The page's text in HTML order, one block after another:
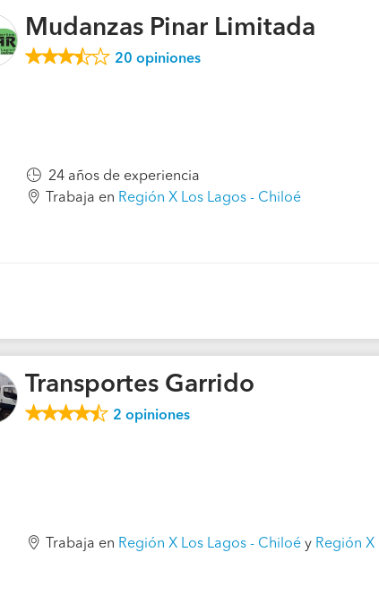
Mudanzas Pinar Limitada
20 opiniones
24 años de experiencia
Trabaja en Región X Los Lagos - Chiloé
Transportes Garrido
2 opiniones
Trabaja en Región X Los Lagos - Chiloé y Región